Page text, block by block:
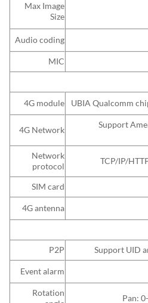
Max Image
Size
Audio coding
MIC
4G module UBIA Qualcomm
4G Network
Support
Network
protocol
TCP/IP/
SIM card
4G antenna
P2P
Support UID
Event alarm
Rotation
Pan: